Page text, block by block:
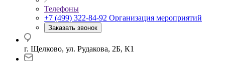
Телефоны
+7 (499) 322-84-92 Организация мероприятий
Заказать звонок
г. Щелково, ул. Рудакова, 2Б, К1